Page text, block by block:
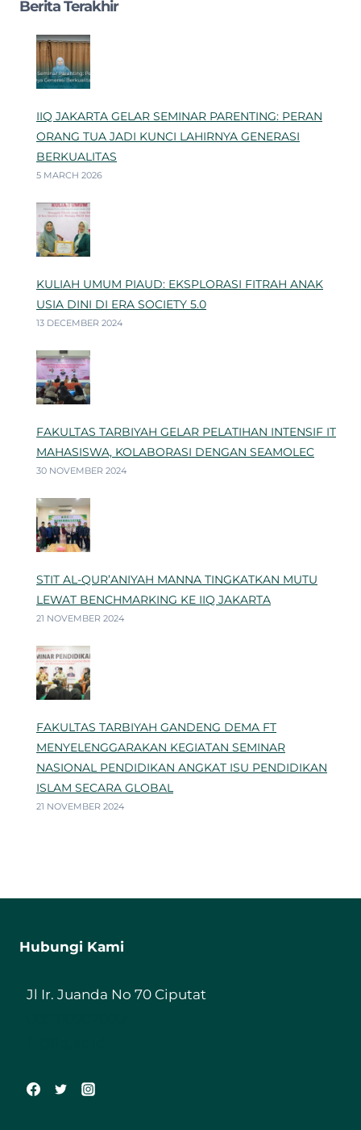
Berita Terakhir
IIQ JAKARTA GELAR SEMINAR PARENTING: PERAN
ORANG TUA JADI KUNCI LAHIRNYA GENERASI
BERKUALITAS
5 MARCH 2026
KULIAH UMUM PIAUD: EKSPLORASI FITRAH ANAK
USIA DINI DI ERA SOCIETY 5.0
13 DECEMBER 2024
FAKULTAS TARBIYAH GELAR PELATIHAN INTENSIF IT
MAHASISWA, KOLABORASI DENGAN SEAMOLEC
30 NOVEMBER 2024
STIT AL-QUR’ANIYAH MANNA TINGKATKAN MUTU
LEWAT BENCHMARKING KE IIQ JAKARTA
21 NOVEMBER 2024
FAKULTAS TARBIYAH GANDENG DEMA FT
MENYELENGGARAKAN KEGIATAN SEMINAR
NASIONAL PENDIDIKAN ANGKAT ISU PENDIDIKAN
ISLAM SECARA GLOBAL
21 NOVEMBER 2024
Hubungi Kami
Jl Ir. Juanda No 70 Ciputat